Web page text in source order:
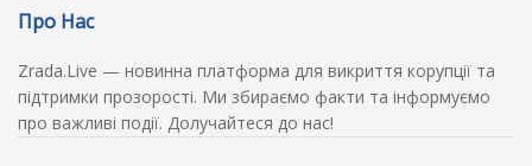
Про Нас
Zrada.Live — новинна платформа для викриття корупції та
підтримки прозорості. Ми збираємо факти та інформуємо
про важливі події. Долучайтеся до нас!